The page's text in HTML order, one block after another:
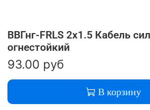
ВВГнг-FRLS 2x1.5 Кабель
огнестойкий
93.00 руб
В корзину